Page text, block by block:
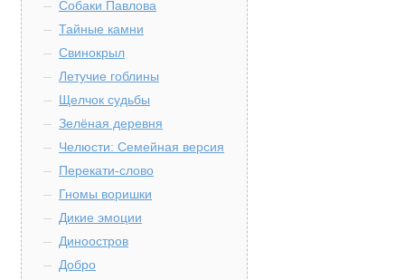
Собаки Павлова
Тайные камни
Свинокрыл
Летучие гоблины
Щелчок судьбы
Зелёная деревня
Челюсти: Семейная версия
Перекати-слово
Гномы воришки
Дикие эмоции
Диноостров
Добро